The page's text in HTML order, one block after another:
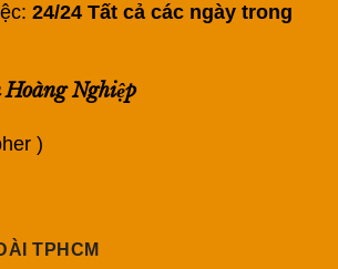
24/24 Tất cả các ngày trong
Hoàng Nghiệp
)
TPHCM